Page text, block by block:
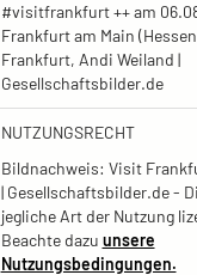
#visitfrankfurt ++ am
Frankfurt am Main
Frankfurt, Andi Weiland |
Gesellschaftsbilder.de
NUTZUNGSRECHT
Bildnachweis: Visit
| Gesellschaftsbilder.de -
jegliche Art der Nutzung
Beachte dazu unsere
Nutzungsbedingungen.